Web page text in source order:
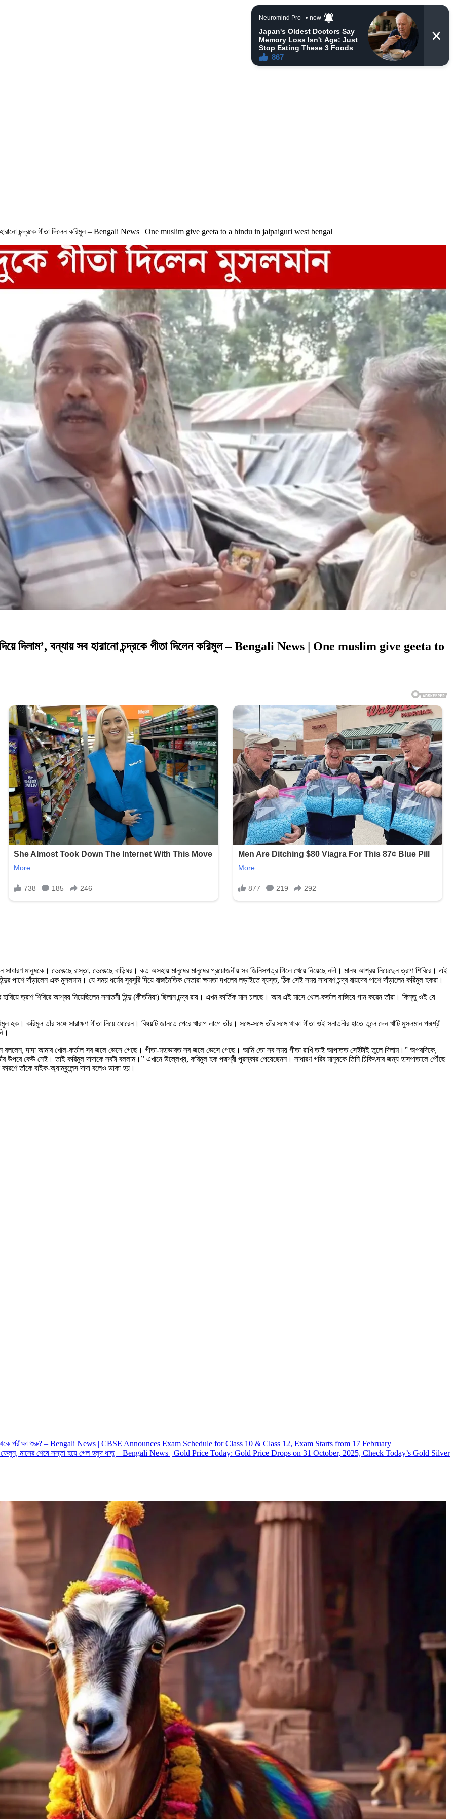
হারানো চন্দ্রকে গীতা দিলেন করিমুল – Bengali News | One muslim give geeta to a hindu in jalpaiguri west bengal
দিলাম’, বন্যায় সব হারানো চন্দ্রকে গীতা দিলেন করিমুল – Bengali News | One muslim give geeta to
সাধারণ মানুষকে। ভেঙেছে রাস্তা, ভেঙেছে বাড়িঘর। কত অসহায় মানুষের মানুষের প্রয়োজনীয় সব জিনিসপত্র গিলে খেয়ে নিয়েছে নদী। মানষ আশ্রয় নিয়েছেন ত্রাণ শিবিরে। এই
পাশে দাঁড়ালেন এক মুসলমান। যে সময় ধর্মের সুরসুরি দিয়ে রাজনৈতিক নেতারা ক্ষমতা দখলের লড়াইতে ব্যস্ত, ঠিক সেই সময় সাধারণ চন্দ্র রায়দের পাশে দাঁড়ালেন করিমুল হকরা।
ত্রাণ শিবিরে আশ্রয় নিয়েছিলেন সনাতনী হিন্দু (কীর্তনিয়া) ছিলান চন্দ্র রায়। এখন কার্তিক মাস চলছে। আর এই মাসে খোল-কর্তাল বাজিয়ে গান করেন তাঁরা। কিন্তু ওই যে
হক। করিমুল তাঁর সঙ্গে সারাক্ষণ গীতা নিয়ে ঘোরেন। বিষয়টি জানতে পেরে খারাপ লাগে তাঁর। সঙ্গে-সঙ্গে তাঁর সঙ্গে থাকা গীতা ওই সনাতনীর হাতে তুলে দেন খাঁটি মুসলমান পদ্মশ্রী
দাদা আমার খোল-কর্তাল সব জলে ভেসে গেছে। গীতা-মহাভারত সব জলে ভেসে গেছে। আমি তো সব সময় গীতা রাখি তাই আপাতত সেইটাই তুলে দিলাম।” অপরদিকে,
উপরে কেউ নেই। তাই করিমুল দাদাকে সবটা বললাম।” এখানে উল্লেখ্য, করিমুল হক পদ্মশ্রী পুরস্কার পেয়েছেনন। সাধারণ গরিব মানুষকে তিনি চিকিৎসার জন্য হাসপাতালে পৌঁছে
তাঁকে বাইক-অ্যাম্বুলেন্স দাদা বলেও ডাকা হয়।
থেকে পরীক্ষা শুরু? – Bengali News | CBSE Announces Exam Schedule for Class 10 & Class 12, Exam Starts from 17 February
ফেলুন, মাসের শেষে সস্তা হয়ে গেল হলুদ ধাতু – Bengali News | Gold Price Today: Gold Price Drops on 31 October, 2025, Check Today’s Gold Silver